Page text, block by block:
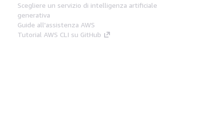
Scegliere un servizio di intelligenza artificiale
generativa
Guide all'assistenza AWS
Tutorial AWS CLI su GitHub